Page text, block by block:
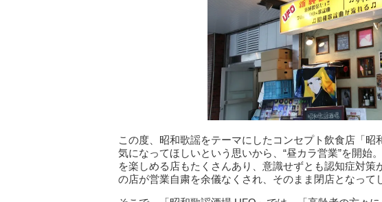
この度、昭和歌謡をテーマにしたコンセプト飲⾷店「
気になってほしいという思いから、“昼カラ営業”を開始
を楽しめる店もたくさんあり、意識せずとも認知症対策
の店が営業⾃粛を余儀なくされ、そのまま閉店となって